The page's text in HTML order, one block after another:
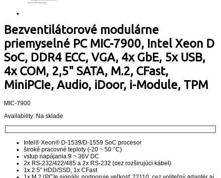
Bezventilátorové modulárne
priemyselné PC MIC-7900, Intel Xeon D
SoC, DDR4 ECC, VGA, 4x GbE, 5x USB,
4x COM, 2,5" SATA, M.2, CFast,
MiniPCIe, Audio, iDoor, i-Module, TPM
MIC-7900
Availability: Na sklade
Intel® Xeon® D-1539/D-1559 SoC procesor
široké pracovné teploty (-20 ~ 50 °C)
vstup napájania 9 ~ 36V DC
2x RS-232/422/485 a 2x RS-232 (cez rozširujúci kábel)
1x 2.5" HDD/SSD, 1x CFast